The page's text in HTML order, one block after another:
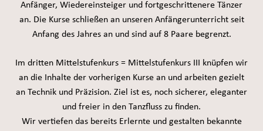
Anfänger, Wiedereinsteiger und fortgeschrittenere Tänzer
an. Die Kurse schließen an unseren Anfängerunterricht seit
Anfang des Jahres an und sind auf 8 Paare begrenzt.
Im dritten Mittelstufenkurs = Mittelstufenkurs III knüpfen wir
an die Inhalte der vorherigen Kurse an und arbeiten gezielt
an Technik und Präzision. Ziel ist es, noch sicherer, eleganter
und freier in den Tanzfluss zu finden.
Wir vertiefen das bereits Erlernte und gestalten bekannte